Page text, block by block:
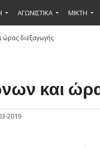
ΑΓΩΝΙΣΤΙΚΑ ΜΙΚΤΉ
ώρας διεξαγωγής
και
2019